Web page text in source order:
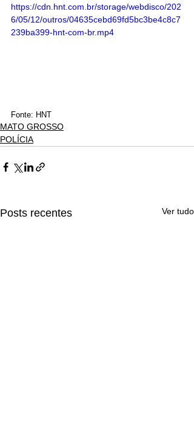
https://cdn.hnt.com.br/storage/webdisco/202
6/05/12/outros/04635cebd69fd5bc3be4c8c7
239ba399-hnt-com-br.mp4
Fonte: HNT
MATO GROSSO
POLÍCIA
Posts recentes Ver tudo